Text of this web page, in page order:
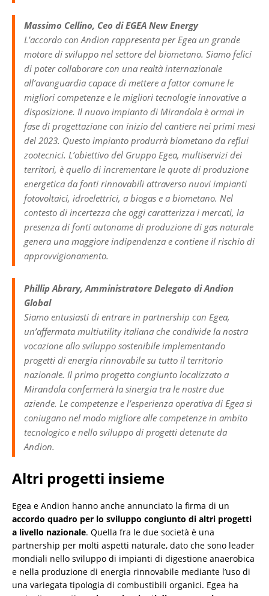
Massimo Cellino, Ceo di EGEA New Energy
L’accordo con Andion rappresenta per Egea un grande
motore di sviluppo nel settore del biometano. Siamo felici
di poter collaborare con una realtà internazionale
all’avanguardia capace di mettere a fattor comune le
migliori competenze e le migliori tecnologie innovative a
disposizione. Il nuovo impianto di Mirandola è ormai in
fase di progettazione con inizio del cantiere nei primi mesi
del 2023. Questo impianto produrrà biometano da reflui
zootecnici. L’obiettivo del Gruppo Egea, multiservizi dei
territori, è quello di incrementare le quote di produzione
energetica da fonti rinnovabili attraverso nuovi impianti
fotovoltaici, idroelettrici, a biogas e a biometano. Nel
contesto di incertezza che oggi caratterizza i mercati, la
presenza di fonti autonome di produzione di gas naturale
genera una maggiore indipendenza e contiene il rischio di
approvvigionamento.
Phillip Abrary, Amministratore Delegato di Andion
Global
Siamo entusiasti di entrare in partnership con Egea,
un’affermata multiutility italiana che condivide la nostra
vocazione allo sviluppo sostenibile implementando
progetti di energia rinnovabile su tutto il territorio
nazionale. Il primo progetto congiunto localizzato a
Mirandola confermerà la sinergia tra le nostre due
aziende. Le competenze e l’esperienza operativa di Egea si
coniugano nel modo migliore alle competenze in ambito
tecnologico e nello sviluppo di progetti detenute da
Andion.
Altri progetti insieme
Egea e Andion hanno anche annunciato la firma di un
accordo quadro per lo sviluppo congiunto di altri progetti
a livello nazionale. Quella fra le due società è una
partnership per molti aspetti naturale, dato che sono leader
mondiali nello sviluppo di impianti di digestione anaerobica
e nella produzione di energia rinnovabile mediante l’uso di
una variegata tipologia di combustibili organici. Egea ha